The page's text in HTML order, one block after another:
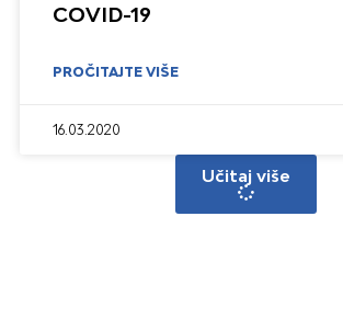
COVID-19
PROČITAJTE VIŠE
16.03.2020
Učitaj više